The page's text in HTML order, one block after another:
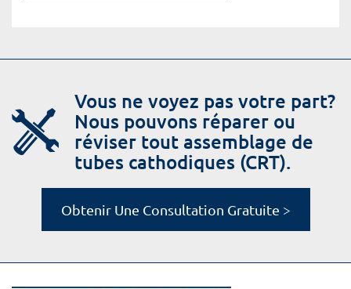
Vous ne voyez pas votre part?
Nous pouvons réparer ou
réviser tout assemblage de
tubes cathodiques (CRT).
Obtenir Une Consultation Gratuite >